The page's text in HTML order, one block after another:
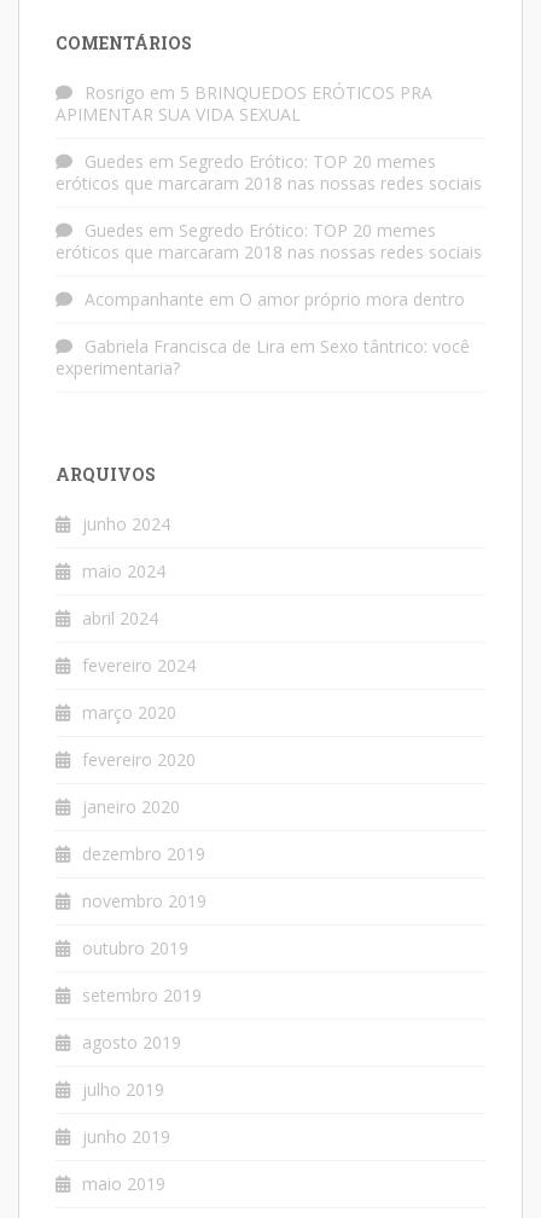
COMENTÁRIOS
Rosrigo em 5 BRINQUEDOS ERÓTICOS PRA
APIMENTAR SUA VIDA SEXUAL
Guedes em Segredo Erótico: TOP 20 memes
eróticos que marcaram 2018 nas nossas redes sociais
Guedes em Segredo Erótico: TOP 20 memes
eróticos que marcaram 2018 nas nossas redes sociais
Acompanhante em O amor próprio mora dentro
Gabriela Francisca de Lira em Sexo tântrico: você
experimentaria?
ARQUIVOS
junho 2024
maio 2024
abril 2024
fevereiro 2024
março 2020
fevereiro 2020
janeiro 2020
dezembro 2019
novembro 2019
outubro 2019
setembro 2019
agosto 2019
julho 2019
junho 2019
maio 2019